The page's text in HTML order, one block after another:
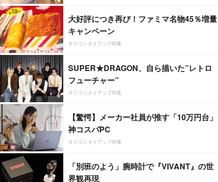
大好評につき再び！ファミマ名物45％増量
キャンペーン
オリコンタイアップ特集
SUPER★DRAGON、自ら描いた”レトロ
フューチャー”
オリコンタイアップ特集
【驚愕】メーカー社員が推す「10万円台」
神コスパPC
オリコンタイアップ特集
「別班のよう」腕時計で『VIVANT』の世
界観再現